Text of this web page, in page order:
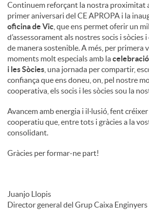
Continuem reforçant la nostra proximitat
primer aniversari del CE APROPA i la
oficina de Vic , que ens permet oferir un
d’assessorament als nostres socis i
de manera sostenible. A més, per primera
moments molt especials amb la
i les Sòcies , una jornada per compartir,
confiança que ens doneu, on, pel nostre
cooperativa, els socis i les sòcies sou la
Avancem amb energia i il·lusió, fent
cooperatiu que, entre tots i gràcies a la
consolidant.
Gràcies per formar-ne part!
Juanjo Llopis
Director general del Grup Caixa Enginyers